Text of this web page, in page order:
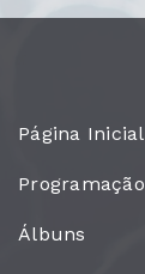
Página Inicial
Programação
Álbuns